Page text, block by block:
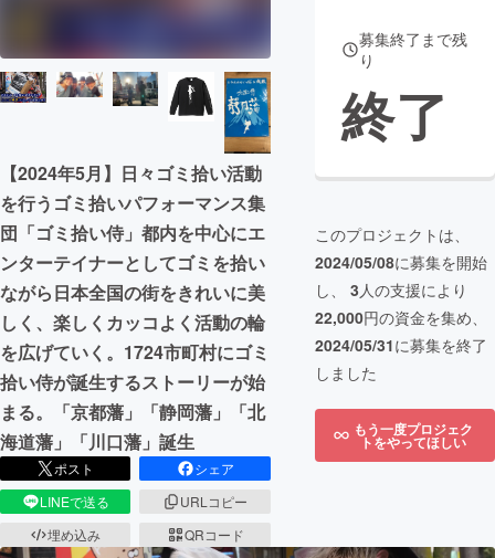
【2024年5月】日々ゴミ拾い活動
を行うゴミ拾いパフォーマンス集
団「ゴミ拾い侍」都内を中心にエ
ンターテイナーとしてゴミを拾い
ながら日本全国の街をきれいに美
しく、楽しくカッコよく活動の輪
を広げていく。1724市町村にゴミ
拾い侍が誕生するストーリーが始
まる。「京都藩」「静岡藩」「北
海道藩」「川口藩」誕生
ポスト
シェア
LINEで送る
URLコピー
埋め込み
QRコード
募集終了まで残
り
終了
このプロジェクトは、
2024/05/08に募集を開始
し、 3人の支援により
22,000円の資金を集め、
2024/05/31に募集を終了
しました
もう一度プロジェク
トをやってほしい